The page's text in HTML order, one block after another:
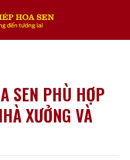
SEN PHÙ HỢP
XƯỞNG VÀ